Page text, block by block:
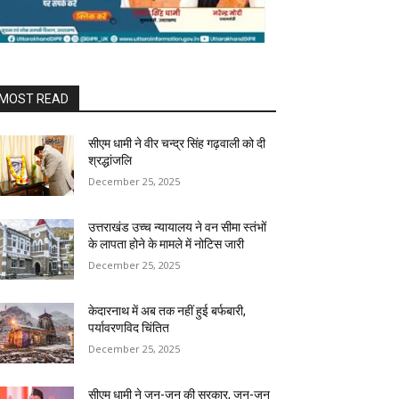
READ
सीएम धामी ने वीर चन्द्र सिंह गढ़वाली को दी
श्रद्धांजलि
December 25, 2025
उत्तराखंड उच्च न्यायालय ने वन सीमा स्तंभों
के लापता होने के मामले में नोटिस जारी
December 25, 2025
केदारनाथ में अब तक नहीं हुई बर्फबारी,
पर्यावरणविद चिंतित
December 25, 2025
सीएम धामी ने जन-जन की सरकार, जन-जन